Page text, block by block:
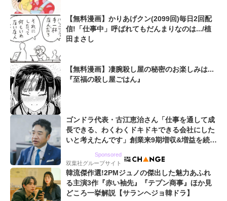
【無料漫画】かりあげクン(2099回)毎日2回配
信!「仕事中」呼ばれてもだんまりなのは.../植
田まさし
【無料漫画】凄腕殺し屋の秘密のお楽しみは...
『至福の殺し屋ごはん』
ゴンドラ代表・古江恵治さん「仕事を通して成
長できる、わくわくドキドキできる会社にした
いと考えたんです」創業来9期増収&増益を続け
Sponsored
双葉社グループサイト
韓流傑作選!2PMジュノの傑出した魅力あふれ
る主演3作『赤い袖先』『テプン商事』ほか見
どころ一挙解説【サランヘジョ韓ドラ】